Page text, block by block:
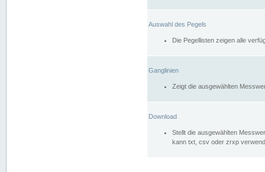
Auswahl des Pegels
Die Pegellisten zeigen alle
Ganglinien
Zeigt die ausgewählten
Download
Stellt die ausgewählten
kann txt, csv oder zrxp